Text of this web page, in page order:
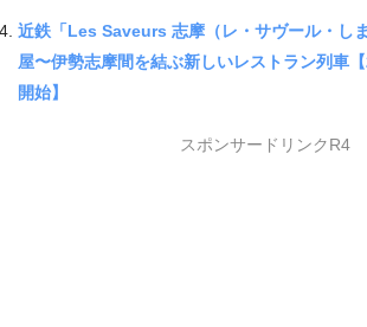
近鉄「Les Saveurs 志摩（レ・サヴール・し
屋〜伊勢志摩間を結ぶ新しいレストラン列車
開始】
スポンサードリンクR4